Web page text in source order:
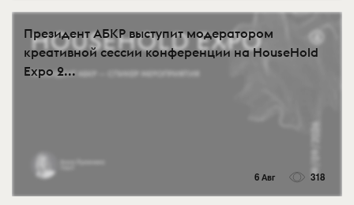
Президент АБКР выступит модератором
креативной сессии конференции на HouseHold
Expo 2...
6 Авг 318